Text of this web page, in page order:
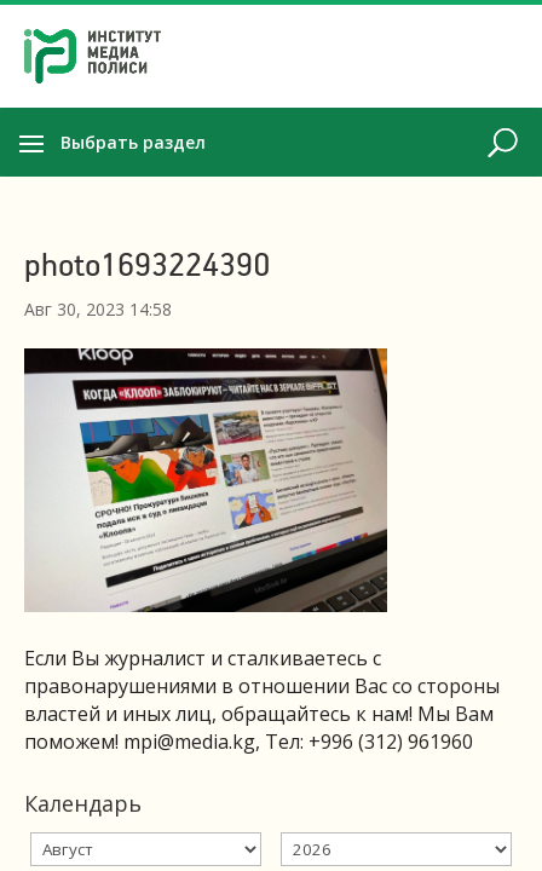
Выбрать раздел
photo1693224390
Авг 30, 2023 14:58
Если Вы журналист и сталкиваетесь с
правонарушениями в отношении Вас со стороны
властей и иных лиц, обращайтесь к нам! Мы Вам
поможем! mpi@media.kg, Тел: +996 (312) 961960
Календарь